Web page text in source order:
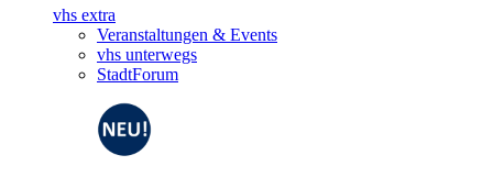
vhs extra
Veranstaltungen & Events
vhs unterwegs
StadtForum